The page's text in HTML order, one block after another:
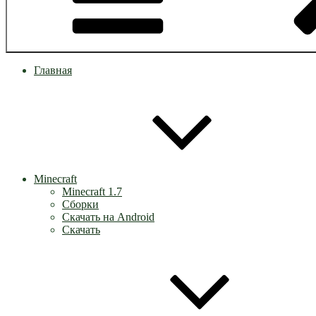
Главная
Minecraft
Minecraft 1.7
Сборки
Скачать на Android
Скачать